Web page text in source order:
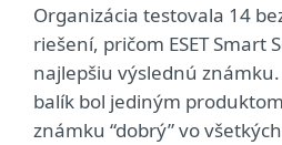
Organizácia testovala 14
riešení, pričom ESET Smart
najlepšiu výslednú
balík bol jediným
známku “dobrý” vo